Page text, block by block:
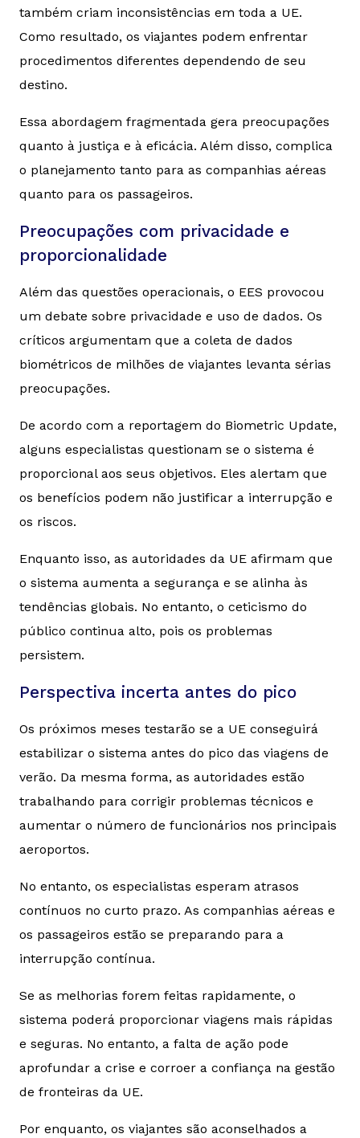
também criam inconsistências em toda a UE.
Como resultado, os viajantes podem enfrentar
procedimentos diferentes dependendo de seu
destino.
Essa abordagem fragmentada gera preocupações
quanto à justiça e à eficácia. Além disso, complica
o planejamento tanto para as companhias aéreas
quanto para os passageiros.
Preocupações com privacidade e
proporcionalidade
Além das questões operacionais, o EES provocou
um debate sobre privacidade e uso de dados. Os
críticos argumentam que a coleta de dados
biométricos de milhões de viajantes levanta sérias
preocupações.
De acordo com a reportagem do Biometric Update,
alguns especialistas questionam se o sistema é
proporcional aos seus objetivos. Eles alertam que
os benefícios podem não justificar a interrupção e
os riscos.
Enquanto isso, as autoridades da UE afirmam que
o sistema aumenta a segurança e se alinha às
tendências globais. No entanto, o ceticismo do
público continua alto, pois os problemas
persistem.
Perspectiva incerta antes do pico
Os próximos meses testarão se a UE conseguirá
estabilizar o sistema antes do pico das viagens de
verão. Da mesma forma, as autoridades estão
trabalhando para corrigir problemas técnicos e
aumentar o número de funcionários nos principais
aeroportos.
No entanto, os especialistas esperam atrasos
contínuos no curto prazo. As companhias aéreas e
os passageiros estão se preparando para a
interrupção contínua.
Se as melhorias forem feitas rapidamente, o
sistema poderá proporcionar viagens mais rápidas
e seguras. No entanto, a falta de ação pode
aprofundar a crise e corroer a confiança na gestão
de fronteiras da UE.
Por enquanto, os viajantes são aconselhados a